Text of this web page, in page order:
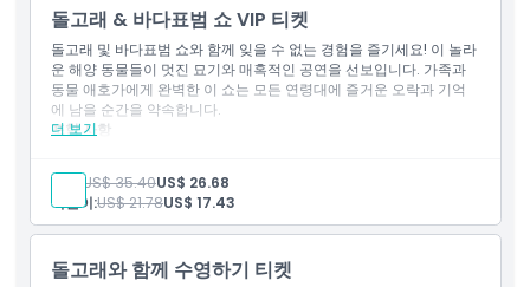
알아야 할 사항
예약 마감 시간
위치
취소 정책
두(2) 세 미만 어린이는 무료입니다. 두바이 돌고래관 내 다른 어
트랙션의 어린이 나이는 다를 수 있으며 조건을 따라야 합니다.
정확히 두(2) 세 이상 어린이는 유효한 어린이 티켓이 필요합니
다.
정확히 열두(12) 세 이상은 성인 티켓이 필요합니다.
7세 미만 어린이는 성인 없이 쇼 아레나에 입장할 수 없습니다.
돌고래 & 바다표범 쇼 VIP 티켓
돌고래 및 바다표범 쇼와 함께 잊을 수 없는 경험을 즐기세요! 이 놀라
운 해양 동물들이 멋진 묘기와 매혹적인 공연을 선보입니다. 가족과
동물 애호가에게 완벽한 이 쇼는 모든 연령대에 즐거운 오락과 기억
에 남을 순간을 약속합니다.
더 보기
포함 사항
놀라운 기술을 강조하는 45분간의 실내 인터랙티브 화려한 쇼에
입장할 수 있습니다.
성인: US$ 35.40US$ 26.68
어린이:US$ 21.78US$ 17.43
돌고래와 함께 수영하기 티켓